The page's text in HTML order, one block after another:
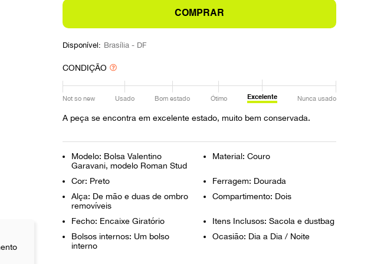
COMPRAR
Disponível: Brasília - DF
CONDIÇÃO
Not so new Usado Bom estado Ótimo Excelente Nunca usado
A peça se encontra em excelente estado, muito bem conservada.
Modelo: Bolsa Valentino
Garavani, modelo Roman Stud
Material: Couro
Cor: Preto
Ferragem: Dourada
Alça: De mão e duas de ombro
removíveis
Compartimento: Dois
Fecho: Encaixe Giratório
Itens Inclusos: Sacola e dustbag
Bolsos internos: Um bolso
interno
Ocasião: Dia a Dia / Noite